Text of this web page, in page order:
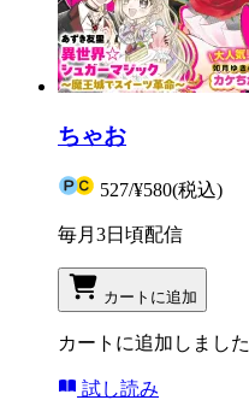
ちゃお
527/¥580(税込)
毎月3日頃配信
カートに追加
カートに追加しました
試し読み